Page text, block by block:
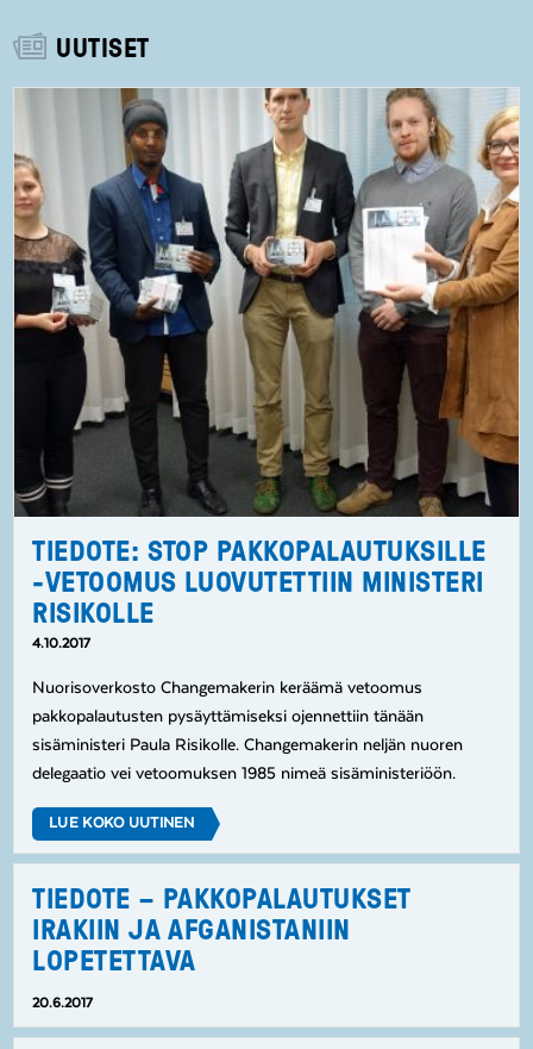
UUTISET
TIEDOTE: STOP PAKKOPALAUTUKSILLE
-VETOOMUS LUOVUTETTIIN MINISTERI
RISIKOLLE
4.10.2017
Nuorisoverkosto Changemakerin keräämä vetoomus
pakkopalautusten pysäyttämiseksi ojennettiin tänään
sisäministeri Paula Risikolle. Changemakerin neljän nuoren
delegaatio vei vetoomuksen 1985 nimeä sisäministeriöön.
LUE KOKO UUTINEN
TIEDOTE – PAKKOPALAUTUKSET
IRAKIIN JA AFGANISTANIIN
LOPETETTAVA
20.6.2017